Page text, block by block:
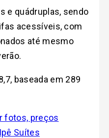
e quádruplas, sendo
acessíveis, com
até mesmo
baseada em 289
fotos, preços
Suítes